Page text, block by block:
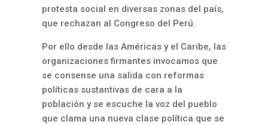
protesta social en diversas zonas del país,
que rechazan al Congreso del Perú.
Por ello desde las Américas y el Caribe, las
organizaciones firmantes invocamos que
se consense una salida con reformas
políticas sustantivas de cara a la
población y se escuche la voz del pueblo
que clama una nueva clase política que se